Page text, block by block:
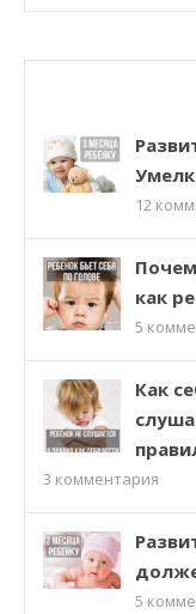
12
как
5
Как
3 комментария
5